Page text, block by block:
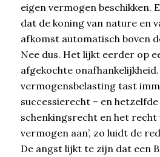
eigen vermogen beschikken.
dat de koning van nature en
afkomst automatisch boven
Nee dus. Het lijkt eerder op
afgekochte
vermogensbelasting tast
successierecht – en
schenkingsrecht en het recht
vermogen aan’, zo luidt de
De angst lijkt te zijn dat een